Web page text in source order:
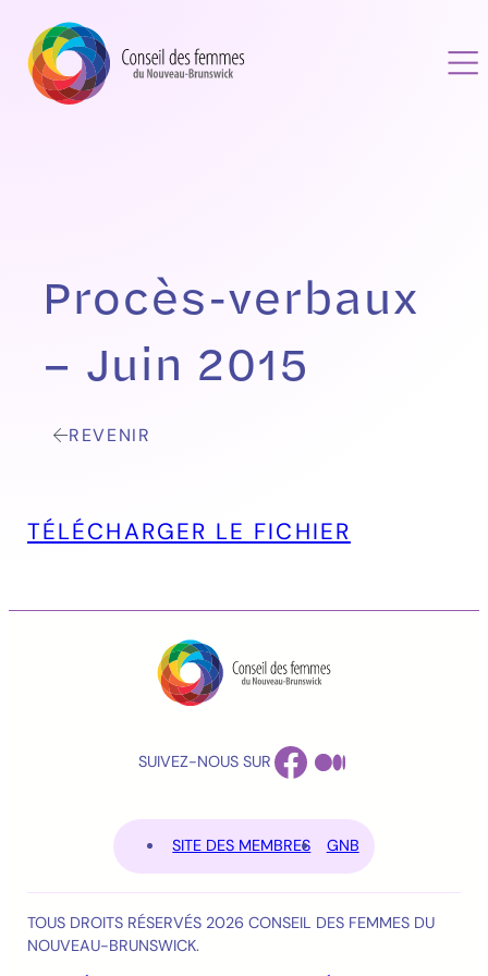
Procès-verbaux
– Juin 2015
REVENIR
TÉLÉCHARGER LE FICHIER
SUIVEZ-NOUS SUR FACEBOOK
MEDIUM
SITE DES MEMBRES GNB
TOUS DROITS RÉSERVÉS 2026 CONSEIL DES FEMMES DU
NOUVEAU-BRUNSWICK.